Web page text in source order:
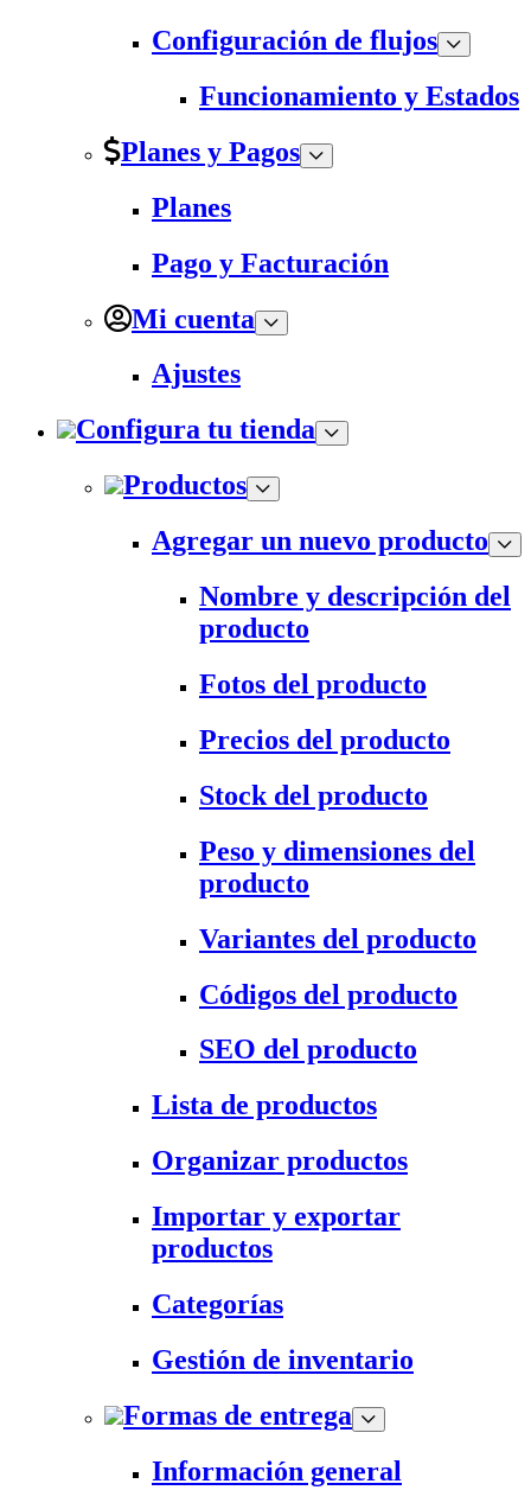
Configuración de flujos
Funcionamiento y Estados
Planes y Pagos
Planes
Pago y Facturación
Mi cuenta
Ajustes
Configura tu tienda
Productos
Agregar un nuevo producto
Nombre y descripción del
producto
Fotos del producto
Precios del producto
Stock del producto
Peso y dimensiones del
producto
Variantes del producto
Códigos del producto
SEO del producto
Lista de productos
Organizar productos
Importar y exportar
productos
Categorías
Gestión de inventario
Formas de entrega
Información general